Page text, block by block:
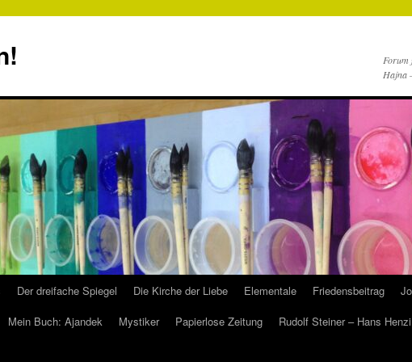
Forum
Hajna
Der dreifache Spiegel Die Kirche der Liebe Elementale Friedensbeitrag
Mein Buch: Ajandek Mystiker Papierlose Zeitung Rudolf Steiner – Hans Henzi